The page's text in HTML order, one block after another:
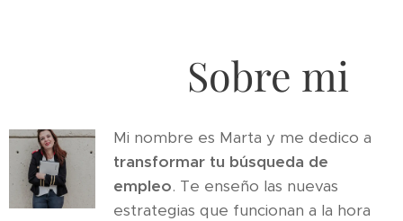
Sobre mi
Mi nombre es Marta y me dedico a
transformar tu búsqueda de
empleo. Te enseño las nuevas
estrategias que funcionan a la hora